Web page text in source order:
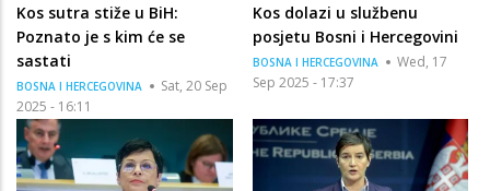
Kos sutra stiže u BiH:
Poznato je s kim će se
sastati
BOSNA I HERCEGOVINA
Sat, 20 Sep
2025 - 16:11
Kos dolazi u službenu
posjetu Bosni i Hercegovini
BOSNA I HERCEGOVINA
Wed, 17
Sep 2025 - 17:37